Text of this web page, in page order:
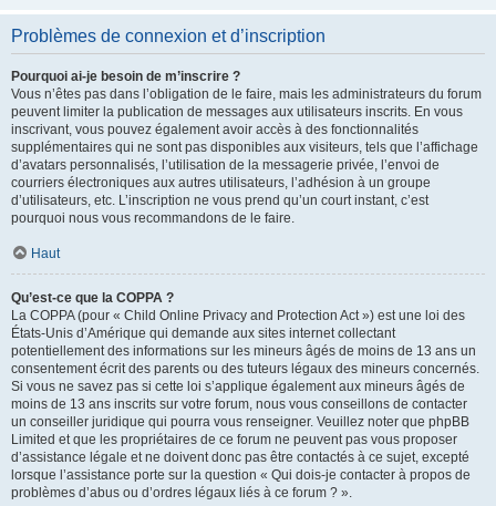
Problèmes de connexion et d’inscription
Pourquoi ai-je besoin de m’inscrire ?
Vous n’êtes pas dans l’obligation de le faire, mais les administrateurs du forum
peuvent limiter la publication de messages aux utilisateurs inscrits. En vous
inscrivant, vous pouvez également avoir accès à des fonctionnalités
supplémentaires qui ne sont pas disponibles aux visiteurs, tels que l’affichage
d’avatars personnalisés, l’utilisation de la messagerie privée, l’envoi de
courriers électroniques aux autres utilisateurs, l’adhésion à un groupe
d’utilisateurs, etc. L’inscription ne vous prend qu’un court instant, c’est
pourquoi nous vous recommandons de le faire.
Haut
Qu’est-ce que la COPPA ?
La COPPA (pour « Child Online Privacy and Protection Act ») est une loi des
États-Unis d’Amérique qui demande aux sites internet collectant
potentiellement des informations sur les mineurs âgés de moins de 13 ans un
consentement écrit des parents ou des tuteurs légaux des mineurs concernés.
Si vous ne savez pas si cette loi s’applique également aux mineurs âgés de
moins de 13 ans inscrits sur votre forum, nous vous conseillons de contacter
un conseiller juridique qui pourra vous renseigner. Veuillez noter que phpBB
Limited et que les propriétaires de ce forum ne peuvent pas vous proposer
d’assistance légale et ne doivent donc pas être contactés à ce sujet, excepté
lorsque l’assistance porte sur la question « Qui dois-je contacter à propos de
problèmes d’abus ou d’ordres légaux liés à ce forum ? ».